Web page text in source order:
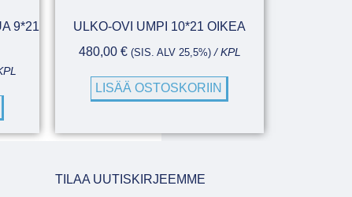
9*21
ULKO-OVI UMPI 10*21 OIKEA
480,00 € (SIS. ALV 25,5%)/ KPL
LISÄÄ OSTOSKORIIN
TILAA UUTISKIRJEEMME